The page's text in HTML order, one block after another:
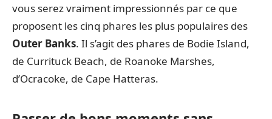
vous serez vraiment impressionnés par ce que
proposent les cinq phares les plus populaires des
Outer Banks. Il s’agit des phares de Bodie Island,
de Currituck Beach, de Roanoke Marshes,
d’Ocracoke, de Cape Hatteras.